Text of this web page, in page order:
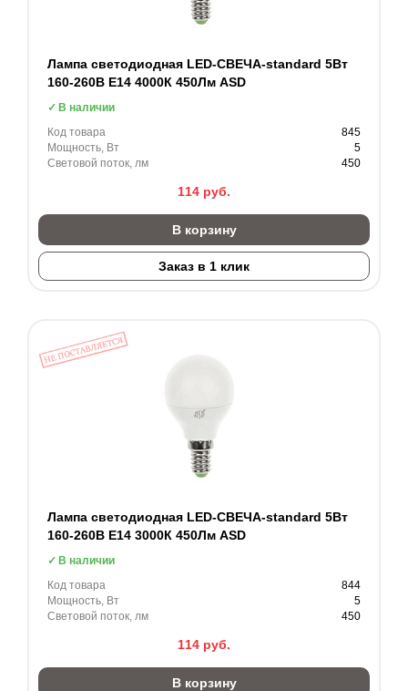
Лампа светодиодная LED-СВЕЧА-standard 5Вт
160-260В Е14 4000К 450Лм ASD
В наличии
Код товара
845
Мощность, Вт
5
Световой поток, лм
450
114 руб.
В корзину
Заказ в 1 клик
Лампа светодиодная LED-СВЕЧА-standard 5Вт
160-260В Е14 3000К 450Лм ASD
В наличии
Код товара
844
Мощность, Вт
5
Световой поток, лм
450
114 руб.
В корзину